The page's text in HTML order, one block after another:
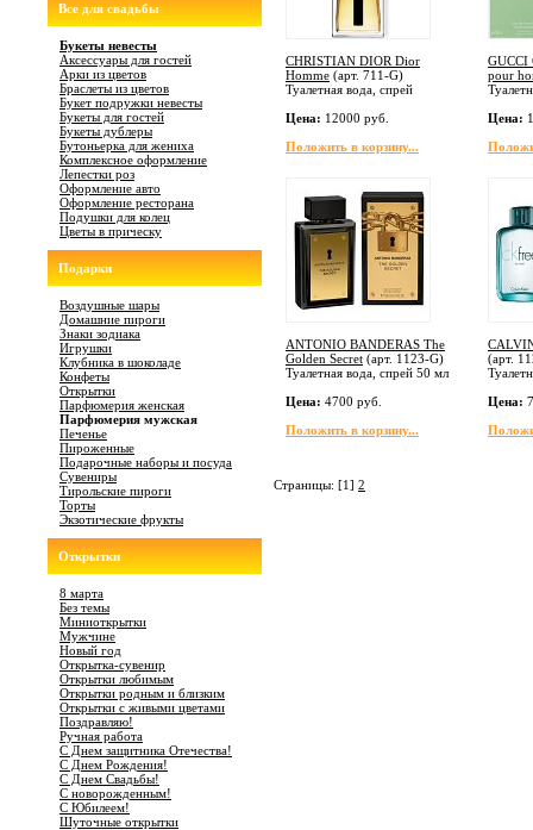
Все для свадьбы
Букеты невесты
Аксессуары для гостей
Арки из цветов
Браслеты из цветов
Букет подружки невесты
Букеты для гостей
Букеты дублеры
Бутоньерка для жениха
Комплексное оформление
Лепестки роз
Оформление авто
Оформление ресторана
Подушки для колец
Цветы в прическу
Подарки
Воздушные шары
Домашние пироги
Знаки зодиака
Игрушки
Клубника в шоколаде
Конфеты
Открытки
Парфюмерия женская
Парфюмерия мужская
Печенье
Пироженные
Подарочные наборы и посуда
Сувениры
Тирольские пироги
Торты
Экзотические фрукты
Открытки
8 марта
Без темы
Миниоткрытки
Мужчине
Новый год
Открытка-сувенир
Открытки любимым
Открытки родным и близким
Открытки с живыми цветами
Поздравляю!
Ручная работа
С Днем защитника Отечества!
С Днем Рождения!
С Днем Свадьбы!
С новорожденным!
С Юбилеем!
Шуточные открытки
CHRISTIAN DIOR Dior
Homme (арт. 711-G)
Туалетная вода, спрей
Цена: 12000 руб.
Положить в корзину...
GUCCI
pour
Цена:
ANTONIO BANDERAS The
Golden Secret (арт. 1123-G)
Туалетная вода, спрей 50 мл
Цена: 4700 руб.
Положить в корзину...
(арт.
Цена:
Страницы: [1] 2